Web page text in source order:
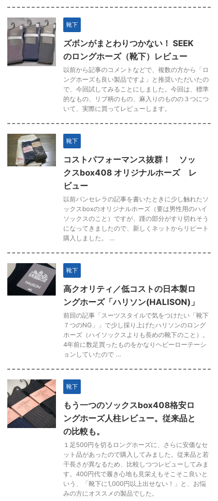
靴下
ズボンがまとわりつかない！ SEEK
のロングホーズ（靴下）レビュー
以前から記事のコメントなどで、複数の方から「ロ
ングホーズも良い製品ですよ」と推奨いただいたの
で、今回試してみることにしました。今回は、標準
的なもの、リブ柄のもの、麻入りのものの３つにつ
いて、実際に買ってレビューします。
靴下
コストパフォーマンス抜群！ ソッ
クスbox408 オリジナルホーズ レ
ビュー
以前パンセレラの記事を書いたときに少し触れたソ
ックスboxのオリジナルホーズ（要は男性用のハイ
ソックスのこと）ですが、踵の部分がすり切れそう
になってきましたので、新しくネットからリピート
購入しました。 …
靴下
高クオリティ／低コストの日本製ロ
ングホーズ「ハリソン(HALISON)」
前回の記事「スーツスタイルで気をつけたい「靴下
７つのNG」」で少し採り上げたハリソンのロング
ホーズ（ハイソックスよりも長めの靴下のこと）。
4年前に数足買ったものをかなりヘビーローテーシ
ョンしていたので …
靴下
もう一つのソックスbox408格安ロ
ングホーズ人柱レビュー。従来品と
の比較も。
１足500円を切るロングホーズに、さらに安価なセ
ット品があったので購入してみました。従来品と若
干長さが異なるため、比較しつつレビューしてみま
す。400円代で履き心地も見栄えもそこそこ良いと
いう、「靴下に1,000円以上出せない！」と、お悩
みの方にオススメの製品でした。